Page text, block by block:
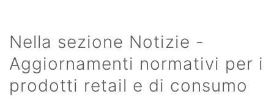
Nella sezione Notizie -
Aggiornamenti normativi per i
prodotti retail e di consumo